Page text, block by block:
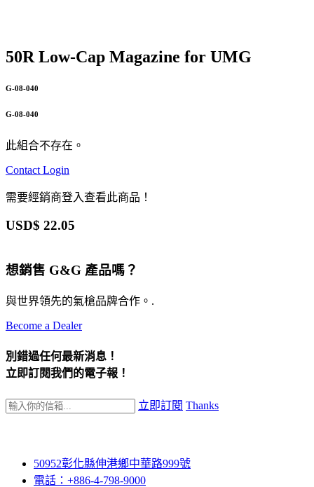
50R Low-Cap Magazine for UMG
G-08-040
G-08-040
此組合不存在。
Contact Login
需要經銷商登入查看此商品！
USD$ 22.05
想銷售 G&G 產品嗎？
與世界領先的氣槍品牌合作。.
Become a Dealer
別錯過任何最新消息！
立即訂閱我們的電子報！
立即訂閱 Thanks
50952彰化縣伸港鄉中華路999號
電話：+886-4-798-9000